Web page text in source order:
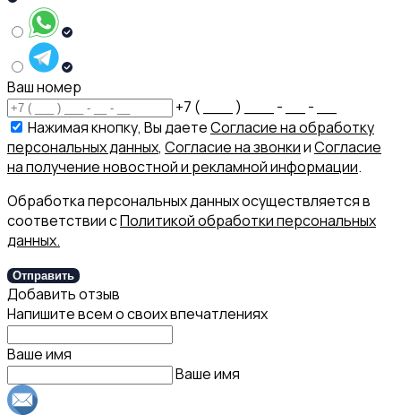
Ваш номер
+7 ( ___ ) ___ - __ - __
Нажимая кнопку, Вы даетеСогласие на обработку
персональных данных, Согласие на звонкииСогласие
на получение новостной и рекламной информации.
Обработка персональных данных осуществляется в
соответствии сПолитикой обработки персональных
данных.
Отправить
Добавить отзыв
Напишите всем о своих впечатлениях
Ваше имя
Ваше имя